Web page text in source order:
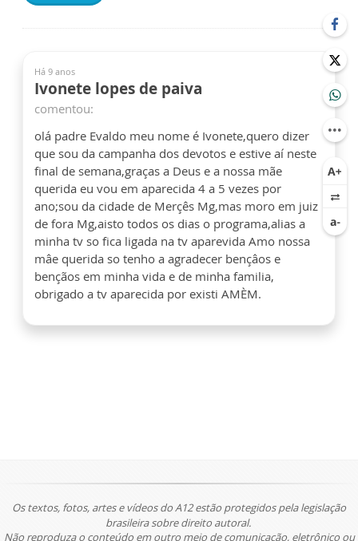
Há 9 anos
Ivonete lopes de paiva
comentou:
olá padre Evaldo meu nome é Ivonete,quero dizer
que sou da campanha dos devotos e estive aí neste
final de semana,graças a Deus e a nossa mãe
querida eu vou em aparecida 4 a 5 vezes por
ano;sou da cidade de Merçês Mg,mas moro em juiz
de fora Mg,aisto todos os dias o programa,alias a
minha tv so fica ligada na tv aparevida Amo nossa
mâe querida so tenho a agradecer bençâos e
bençãos em minha vida e de minha familia,
obrigado a tv aparecida por existi AMÈM.
Os textos, fotos, artes e vídeos do A12 estão protegidos pela legislação
brasileira sobre direito autoral.
Não reproduza o conteúdo em outro meio de comunicação, eletrônico ou